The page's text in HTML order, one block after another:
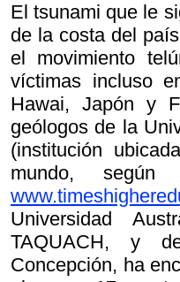
El tsunami que le
de la costa del
el movimiento
víctimas incluso
Hawai, Japón y
geólogos de la
(institución
mundo,
Universidad
TAQUACH, y
Concepción, ha